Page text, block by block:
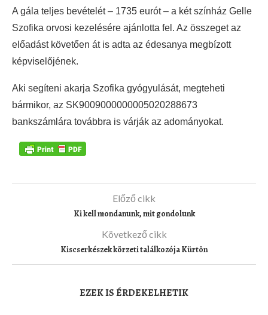
A gála teljes bevételét – 1735 eurót – a két színház Gelle
Szofika orvosi kezelésére ajánlotta fel. Az összeget az
előadást követően át is adta az édesanya megbízott
képviselőjének.
Aki segíteni akarja Szofika gyógyulását, megteheti
bármikor, az SK9009000000005020288673
bankszámlára továbbra is várják az adományokat.
Előző cikk
Ki kell mondanunk, mit gondolunk
Következő cikk
Kiscserkészek körzeti találkozója Kürtön
EZEK IS ÉRDEKELHETIK